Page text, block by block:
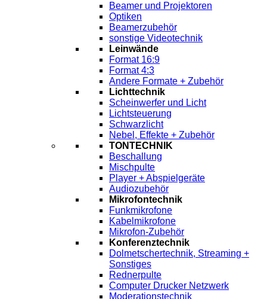
Beamer und Projektoren
Optiken
Beamerzubehör
sonstige Videotechnik
Leinwände
Format 16:9
Format 4:3
Andere Formate + Zubehör
Lichttechnik
Scheinwerfer und Licht
Lichtsteuerung
Schwarzlicht
Nebel, Effekte + Zubehör
TONTECHNIK
Beschallung
Mischpulte
Player + Abspielgeräte
Audiozubehör
Mikrofontechnik
Funkmikrofone
Kabelmikrofone
Mikrofon-Zubehör
Konferenztechnik
Dolmetschertechnik, Streaming +
Sonstiges
Rednerpulte
Computer Drucker Netzwerk
Moderationstechnik